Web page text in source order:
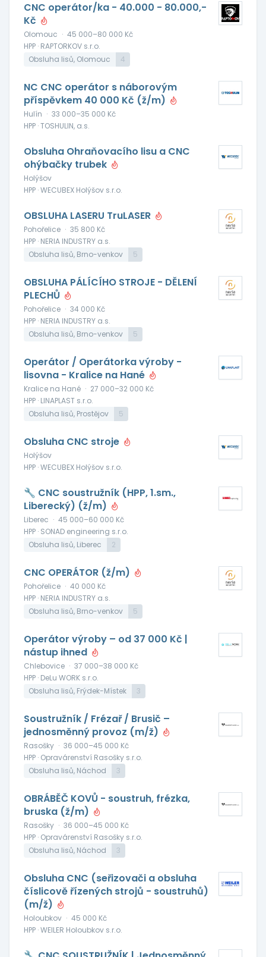
CNC operátor/ka - 40.000 - 80.000,-
Kč
Olomouc · 45 000–80 000 Kč
HPP · RAPTORKOV s.r.o.
Obsluha lisů, Olomouc
4
NC CNC operátor s náborovým
příspěvkem 40 000 Kč (ž/m)
Hulín · 33 000–35 000 Kč
HPP · TOSHULIN, a.s.
Obsluha Ohraňovacího lisu a CNC
ohýbačky trubek
Holýšov
HPP · WECUBEX Holýšov s.r.o.
OBSLUHA LASERU TruLASER
Pohořelice · 35 800 Kč
HPP · NERIA INDUSTRY a.s.
Obsluha lisů, Brno-venkov
5
OBSLUHA PÁLÍCÍHO STROJE - DĚLENÍ
PLECHŮ
Pohořelice · 34 000 Kč
HPP · NERIA INDUSTRY a.s.
Obsluha lisů, Brno-venkov
5
Operátor / Operátorka výroby -
lisovna - Kralice na Hané
Kralice na Hané · 27 000–32 000 Kč
HPP · LINAPLAST s.r.o.
Obsluha lisů, Prostějov
5
Obsluha CNC stroje
Holýšov
HPP · WECUBEX Holýšov s.r.o.
🔧 CNC soustružník (HPP, 1.sm.,
Liberecký) (ž/m)
Liberec · 45 000–60 000 Kč
HPP · SONAD engineering s.r.o.
Obsluha lisů, Liberec
2
CNC OPERÁTOR (ž/m)
Pohořelice · 40 000 Kč
HPP · NERIA INDUSTRY a.s.
Obsluha lisů, Brno-venkov
5
Operátor výroby – od 37 000 Kč |
nástup ihned
Chlebovice · 37 000–38 000 Kč
HPP · DeLu WORK s.r.o.
Obsluha lisů, Frýdek-Místek
3
Soustružník / Frézař / Brusič –
jednosměnný provoz (m/ž)
Rasošky · 36 000–45 000 Kč
HPP · Opravárenství Rasošky s.r.o.
Obsluha lisů, Náchod
3
OBRÁBĚČ KOVŮ - soustruh, frézka,
bruska (ž/m)
Rasošky · 36 000–45 000 Kč
HPP · Opravárenství Rasošky s.r.o.
Obsluha lisů, Náchod
3
Obsluha CNC (seřizovači a obsluha
číslicově řízených strojů - soustruhů)
(m/ž)
Holoubkov · 45 000 Kč
HPP · WEILER Holoubkov s.r.o.